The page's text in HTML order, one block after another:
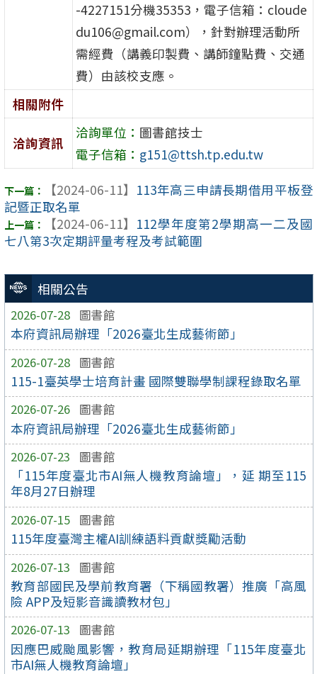
相關公告
2026-07-28 圖書館
本府資訊局辦理「2026臺北生成藝術節」
2026-07-28 圖書館
115-1臺英學士培育計畫 國際雙聯學制課程錄取名單
2026-07-26 圖書館
本府資訊局辦理「2026臺北生成藝術節」
2026-07-23 圖書館
「115年度臺北市AI無人機教育論壇」，延 期至115
年8月27日辦理
2026-07-15 圖書館
115年度臺灣主權AI訓練語料貢獻獎勵活動
2026-07-13 圖書館
教育部國民及學前教育署（下稱國教署）推廣「高風
險 APP及短影音識讀教材包」
2026-07-13 圖書館
因應巴威颱風影響，教育局延期辦理「115年度臺北
市AI無人機教育論壇」
-4227151分機35353，電子信箱：cloude
du106@gmail.com），針對辦理活動所
需經費（講義印製費、講師鐘點費、交通
費）由該校支應。
相關附件
洽詢資訊
洽詢單位： 圖書館技士
電子信箱： g151@ttsh.tp.edu.tw
【2024-06-11】 113年高三申請長期借用平板登
記暨正取名單
【2024-06-11】 112學年度第2學期高一二及國
七八第3次定期評量考程及考試範圍